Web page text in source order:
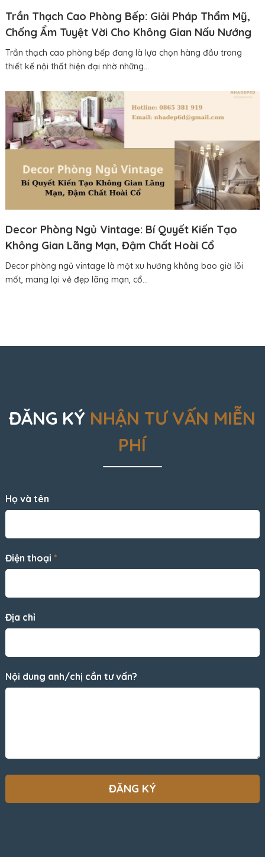
Trần Thạch Cao Phòng Bếp: Giải Pháp Thẩm Mỹ,
Chống Ẩm Tuyệt Vời Cho Không Gian Nấu Nướng
Trần thạch cao phòng bếp đang là lựa chọn hàng đầu trong
thiết kế nội thất hiện đại nhờ những...
Decor Phòng Ngủ Vintage: Bí Quyết Kiến Tạo
Không Gian Lãng Mạn, Đậm Chất Hoài Cổ
Decor phòng ngủ vintage là một xu hướng không bao giờ lỗi
mốt, mang lại vẻ đẹp lãng mạn, cổ...
ĐĂNG KÝ NHẬN TƯ VẤN MIỄN
PHÍ
Họ và tên
Điện thoại *
Địa chỉ
Nội dung anh/chị cần tư vấn?